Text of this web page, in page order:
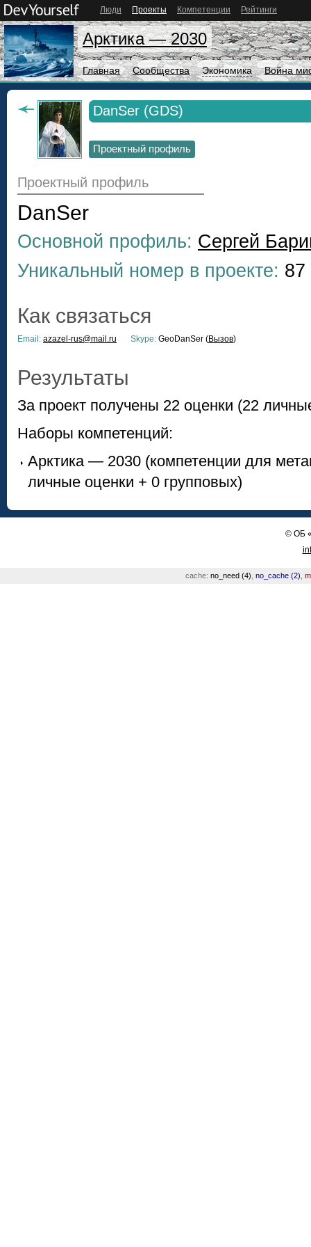
Люди Проекты Компетенции Рейтинги
Арктика — 2030
Главная Сообщества Экономика Война
DanSer (GDS)
Проектный профиль
Проектный профиль
DanSer
Основной профиль: Сергей
Уникальный номер в проекте: 87
Как связаться
Email: azazel-rus@mail.ru Skype: GeoDanSer (Вызов)
Результаты
За проект получены 22 оценки (22
Наборы компетенций:
Арктика — 2030 (компетенции для
личные оценки + 0 групповых)
©ОБ
cache: no_need (4) no_cache (2)